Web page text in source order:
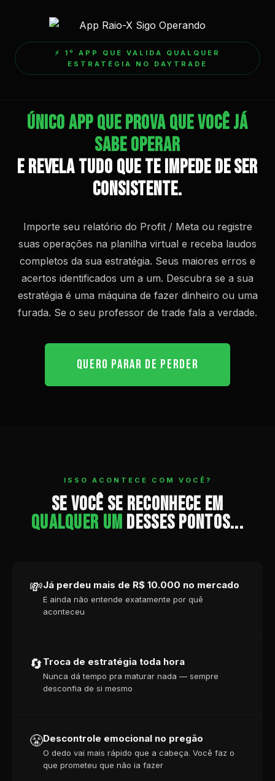
⚡ 1º APP QUE VALIDA QUALQUER
ESTRATÉGIA NO DAYTRADE
Único App que prova que você já
sabe operar
e revela tudo que te impede de ser
consistente.
Importe seu relatório do Profit / Meta ou registre
suas operações na planilha virtual e receba laudos
completos da sua estratégia. Seus maiores erros e
acertos identificados um a um. Descubra se a sua
estratégia é uma máquina de fazer dinheiro ou uma
furada. Se o seu professor de trade fala a verdade.
QUERO PARAR DE PERDER
ISSO ACONTECE COM VOCÊ?
Se você se reconhece em
qualquer um desses pontos...
💸Já perdeu mais de R$ 10.000 no mercado
E ainda não entende exatamente por quê
aconteceu
🔄Troca de estratégia toda hora
Nunca dá tempo pra maturar nada — sempre
desconfia de si mesmo
😤Descontrole emocional no pregão
O dedo vai mais rápido que a cabeça. Você faz o
que prometeu que não ia fazer